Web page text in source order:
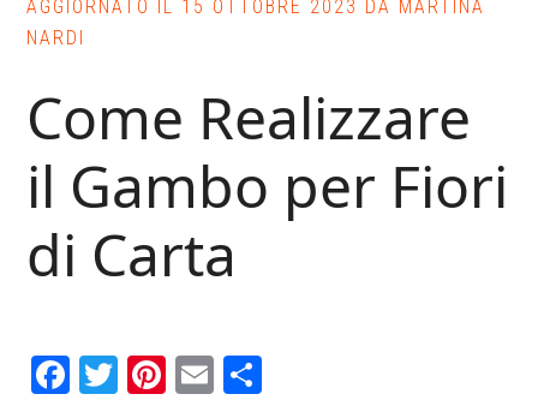
AGGIORNATO IL 15 OTTOBRE 2023 DA MARTINA
NARDI
Come Realizzare
il Gambo per Fiori
di Carta
Facebook
TwitterPinterest
Email